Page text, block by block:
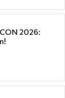
2026: